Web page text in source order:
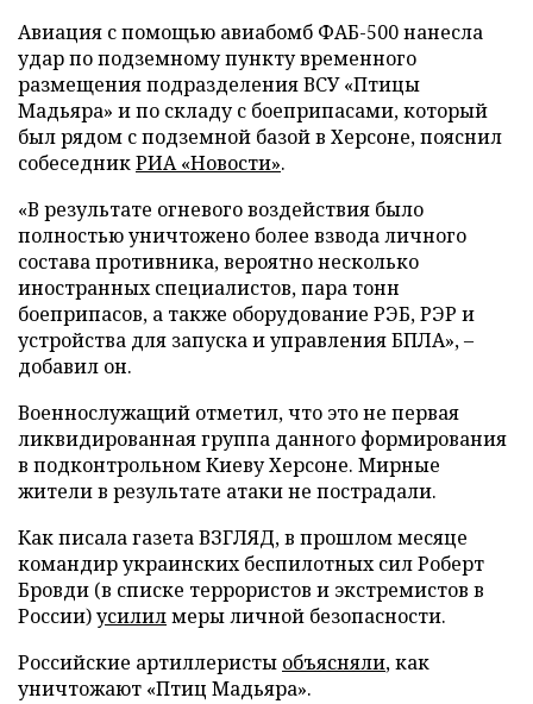
Авиация с помощью авиабомб ФАБ-500 нанесла
удар по подземному пункту временного
размещения подразделения ВСУ «Птицы
Мадьяра» и по складу с боеприпасами, который
был рядом с подземной базой в Херсоне, пояснил
собеседникРИА «Новости».
«В результате огневого воздействия было
полностью уничтожено более взвода личного
состава противника, вероятно несколько
иностранных специалистов, пара тонн
боеприпасов, а также оборудование РЭБ, РЭР и
устройства для запуска и управления БПЛА», –
добавил он.
Военнослужащий отметил, что это не первая
ликвидированная группа данного формирования
в подконтрольном Киеву Херсоне. Мирные
жители в результате атаки не пострадали.
Как писала газета ВЗГЛЯД, в прошлом месяце
командир украинских беспилотных сил Роберт
Бровди (в списке террористов и экстремистов в
России)усилилмеры личной безопасности.
Российские артиллеристы объясняли, как
уничтожают «Птиц Мадьяра».